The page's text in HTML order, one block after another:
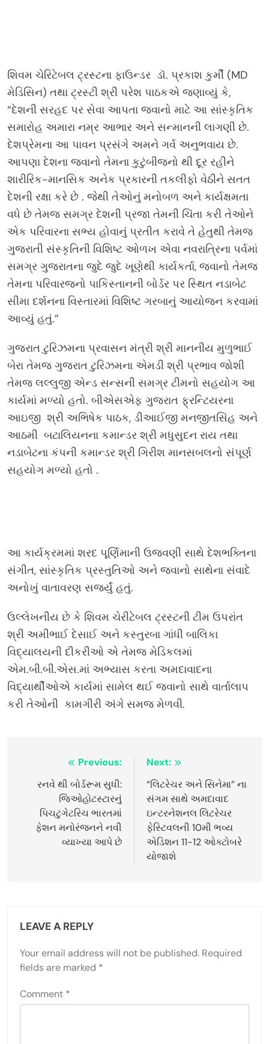
શિવમ ચેરિટેબલ ટ્રસ્ટના ફાઉન્ડર ડૉ. પ્રકાશ કુર્મી (MD
મેડિસિન) તથા ટ્રસ્ટી શ્રી પરેશ પાઠકએ જણાવ્યું કે,
“દેશની સરહદ પર સેવા આપતા જવાનો માટે આ સાંસ્કૃતિક
સમારોહ અમારા નમ્ર આભાર અને સન્માનની લાગણી છે.
દેશપ્રેમના આ પાવન પ્રસંગે અમને ગર્વ અનુભવાય છે.
આપણા દેશના જવાનો તેમના કુટુંબીજનો થી દૂર રહીને
શારીરિક-માનસિક અનેક પ્રકારની તકલીફો વેઠીને સતત
દેશની રક્ષા કરે છે . જેથી તેઓનું મનોબળ અને કાર્યક્ષમતા
વધે છે તેમજ સમગ્ર દેશની પ્રજા તેમની ચિંતા કરી તેઓને
એક પરિવારના સભ્ય હોવાનું પ્રતીત કરાવે તે હેતુથી તેમજ
ગુજરાતી સંસ્કૃતિની વિશિષ્ટ ઓળખ એવા નવરાત્રિના પર્વમાં
સમગ્ર ગુજરાતના જુદે જુદે ખૂણેથી કાર્યકર્તા, જવાનો તેમજ
તેમના પરિવારજનો પાકિસ્તાનની બોર્ડર પર સ્થિત નડાબેટ
સીમા દર્શનના વિસ્તારમાં વિશિષ્ટ ગરબાનું આયોજન કરવામાં
આવ્યું હતું.”
ગુજરાત ટુરિઝમના પ્રવાસન મંત્રી શ્રી માનનીય મુળુભાઈ
બેરા તેમજ ગુજરાત ટુરિઝમના એમડી શ્રી પ્રભાવ જોશી
તેમજ લલ્લુજી એન્ડ સન્સની સમગ્ર ટીમનો સહયોગ આ
કાર્યમાં મળ્યો હતો. બીએસએફ ગુજરાત ફ્રન્ટિયરના
આઇજી શ્રી અભિષેક પાઠક, ડીઆઈજી મનજીતસિંહ અને
આઠમી બટાલિયનના કમાન્ડર શ્રી મધુસુદન રાય તથા
નડાબેટના કંપની કમાન્ડર શ્રી ગિરીશ માનસબલનો સંપૂર્ણ
સહયોગ મળ્યો હતો .
આ કાર્યક્રમમાં શરદ પૂર્ણિમાની ઉજવણી સાથે દેશભક્તિના
સંગીત, સાંસ્કૃતિક પ્રસ્તુતિઓ અને જવાનો સાથેના સંવાદે
અનોખું વાતાવરણ સર્જ્યું હતું.
ઉલ્લેખનીય છે કે શિવમ ચેરીટેબલ ટ્રસ્ટની ટીમ ઉપરાંત
શ્રી અમીભાઈ દેસાઈ અને કસ્તુરબા ગાંધી બાલિકા
વિદ્યાલયની દીકરીઓ એ તેમજ મેડિકલમાં
એમ.બી.બી.એસ.માં અભ્યાસ કરતા અમદાવાદના
વિદ્યાર્થીઓએ કાર્યમાં સામેલ થઈ જવાનો સાથે વાર્તાલાપ
કરી તેઓની કામગીરી અંગે સમજ મેળવી.
navigation
Previous:
રનવે થી બોર્ડરૂમ સુધી:
જિઓહોટસ્ટારનું
પિચટુગેટરિચ ભારતમાં
ફેશન મનોરંજનને નવી
વ્યાખ્યા આપે છે
Next:
“લિટરેચર અને સિનેમા” ના
સંગમ સાથે અમદાવાદ
ઇન્ટરનેશનલ લિટરેચર
ફેસ્ટિવલની 10મી ભવ્ય
એડિશન 11-12 ઓક્ટોબરે
યોજાશે
LEAVE A REPLY
Your email address will not be published. Required
fields are marked *
Comment *